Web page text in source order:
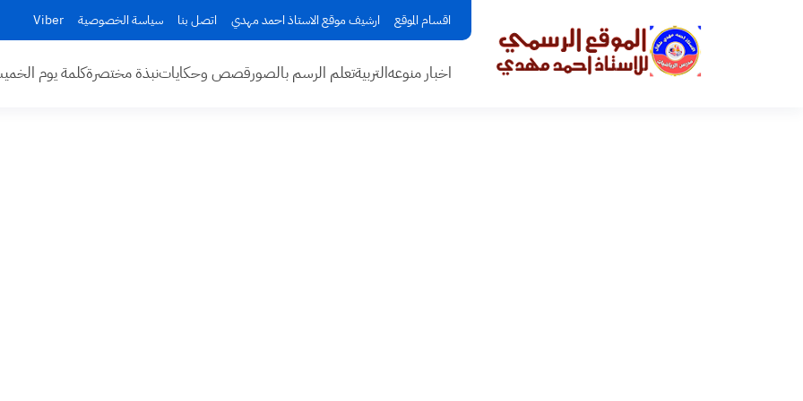
اقسام الموقع ارشيف موقع الاستاذ احمد مهدي اتصل بنا سياسة الخصوصية Viber
اخبار منوعهالتربيةتعلم الرسم بالصورقصص وحكاياتنبذة مختصرةكلمة يوم